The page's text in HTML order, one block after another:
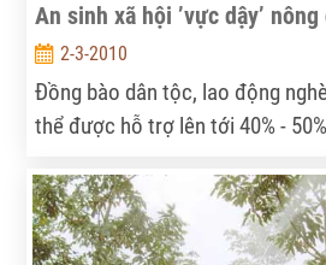
An sinh xã hội ’vực dậy’
2-3-2010
Đồng bào dân tộc, lao động
thể được hỗ trợ lên tới 40% -